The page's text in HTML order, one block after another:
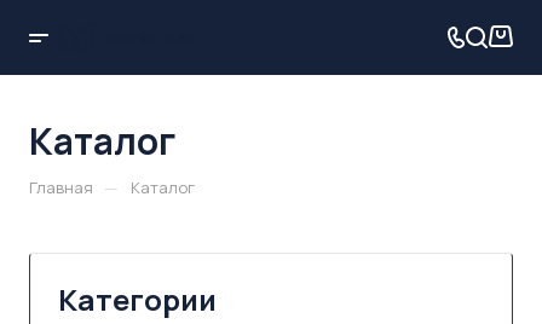
Каталог
Главная — Каталог
Категории